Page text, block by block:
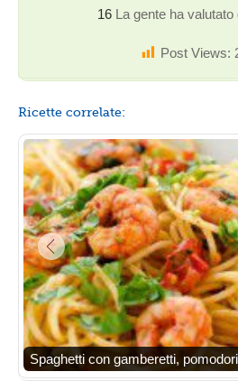
16 La gente ha
Post Views:
Ricette correlate:
Spaghetti con gamberetti,